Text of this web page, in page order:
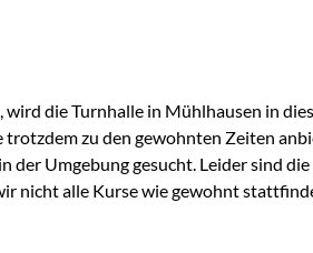
die Turnhalle in Mühlhausen in
zu den gewohnten Zeiten
der Umgebung gesucht. Leider sind
nicht alle Kurse wie gewohnt